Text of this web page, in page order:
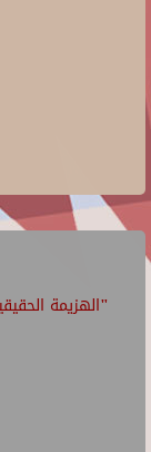
"الهزيمة